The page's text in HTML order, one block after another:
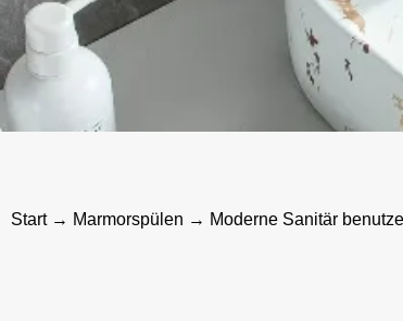
Start→ Marmorspülen → Moderne Sanitär